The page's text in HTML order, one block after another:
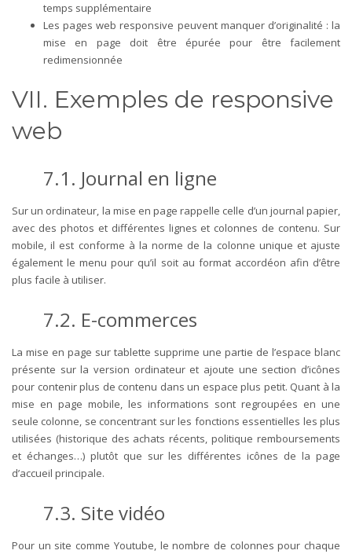
temps supplémentaire
Les pages web responsive peuvent manquer d’originalité : la
mise en page doit être épurée pour être facilement
redimensionnée
VII. Exemples de responsive
web
7.1. Journal en ligne
Sur un ordinateur, la mise en page rappelle celle d’un journal papier,
avec des photos et différentes lignes et colonnes de contenu. Sur
mobile, il est conforme à la norme de la colonne unique et ajuste
également le menu pour qu’il soit au format accordéon afin d’être
plus facile à utiliser.
7.2. E-commerces
La mise en page sur tablette supprime une partie de l’espace blanc
présente sur la version ordinateur et ajoute une section d’icônes
pour contenir plus de contenu dans un espace plus petit. Quant à la
mise en page mobile, les informations sont regroupées en une
seule colonne, se concentrant sur les fonctions essentielles les plus
utilisées (historique des achats récents, politique remboursements
et échanges…) plutôt que sur les différentes icônes de la page
d’accueil principale.
7.3. Site vidéo
Pour un site comme Youtube, le nombre de colonnes pour chaque